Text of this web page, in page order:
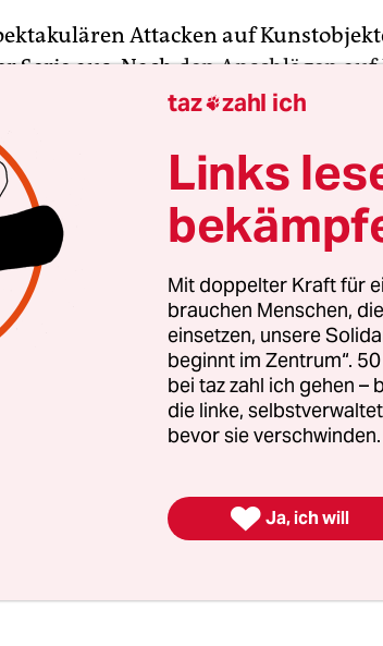
Attacken auf
Serie aus. Nachden Anschlägen auf
Berliner Museumsinselund im
Westfalen wurde nun auch eine
bestätigt.
sei bereits bei einem
entdeckt worden, sagte ein
Schlösser und Gärten Berlin-
beschmierten Statue wird
geben. „Aus
Sicht wurden keine Probleme
der Bronze abgewischt worden.
Räumen des Schlosses seien
taz zahl ich
Links
Mit doppelter Kraft für
brauchen Menschen,
einsetzen, unsere
beginnt im Zentrum“.
bei taz zahl ich gehen –
die linke,
bevor sie
 Ja, ich will